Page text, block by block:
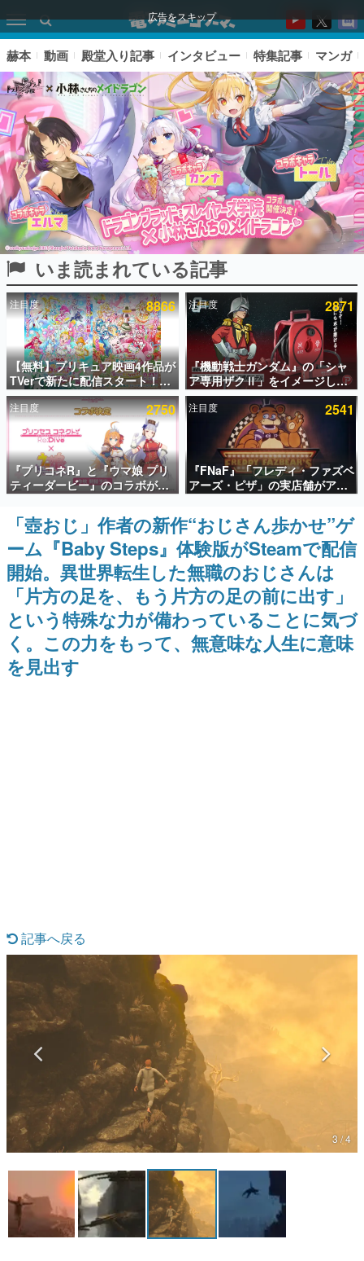
広告をスキップ
ピックアップ
電ファミのいま読まれている記事ランキング
アプリセール情報
インタビュー
連載・特集一覧
殿堂入り記事
SNS拡散数が数千以上！ ページビュー数万以上！ などな
ど。多くの人々に読まれた、電ファミ渾身の“殿堂入り”記
事をまとめました。
ゲームの企画書
名作ゲームクリエイターの方々に製作時のエピソードをお
聞きし、ヒットする企画（ゲーム）とは何か？を探ってい
きます。
赫本
この物語を解いてはいけない。『赫本』は、〈試験問題〉
の形をした短編ホラー小説集です。
新世代に訊く
です。
ゲームが変えた日本語
「経験値」「裏技」「ラスボス」… ゲームにまつわる言葉
の起源や用法の変遷を、コンピューター文化史研究家・タ
イニーP氏が徹底調査。
カテゴリ
特集記事
マンガ
女性向け
アプリレビュー
その他
赫本 動画 殿堂入り記事 インタビュー 特集記事 マンガ
いま読まれている記事
注目度 8866
【無料】プリキュア映画4作品が
TVerで新たに配信スタート！な
んと2018年～2024年の映画ほぼ
すべてが見放題に、ぶっちゃけ
ありえないラインナップ
注目度 2871
『機動戦士ガンダム』の「シャ
ア専用ザクⅡ」をイメージした
散水ホースリールが予約開始。
本体にはシャアのパーソナルマ
ークやジオン公国軍のエンブレ
ム、型式番号などを配置
注目度 2750
『プリコネR』と『ウマ娘 プリ
ティーダービー』のコラボが決
定！“最大170連無料”の8.5周年
キャンペーンなども発表
注目度 2541
『FNaF』「フレディ・ファズベ
アーズ・ピザ」の実店舗がアメ
リカの商業施設「American
Dream」に2027年オープン！
ScottGamesとの共同開発、食
事だけでなくステージショーや
没入型のホラー体験も楽しめる
「壺おじ」作者の新作“おじさん歩かせ”ゲ
ーム『Baby Steps』体験版がSteamで配信
開始。異世界転生した無職のおじさんは
「片方の足を、もう片方の足の前に出す」
という特殊な力が備わっていることに気づ
く。この力をもって、無意味な人生に意味
を見出す
記事へ戻る
3 / 4